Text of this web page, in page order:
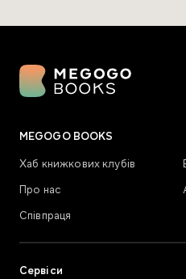
MEGOGO BOOKS
Хаб книжкових клубів
Про нас
Співпраця
Сервіси